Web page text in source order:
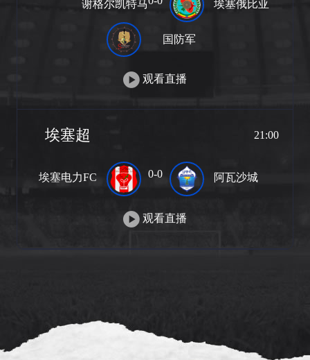
谢格尔凯特马 埃塞俄比亚
国防军
观看直播
埃塞超 21:00
埃塞电力FC 0-0 阿瓦沙城
观看直播